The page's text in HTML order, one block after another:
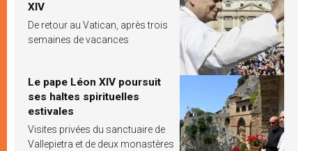
XIV
De retour au Vatican, après trois
semaines de vacances
Le pape Léon XIV poursuit
ses haltes spirituelles
estivales
Visites privées du sanctuaire de
Vallepietra et de deux monastères